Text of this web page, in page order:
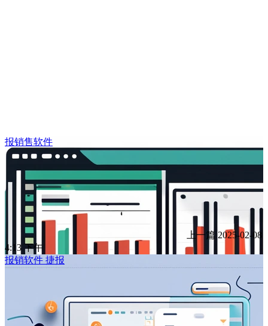
报销售软件
上一篇 2025-02-08
4:13 下午
报销软件 捷报